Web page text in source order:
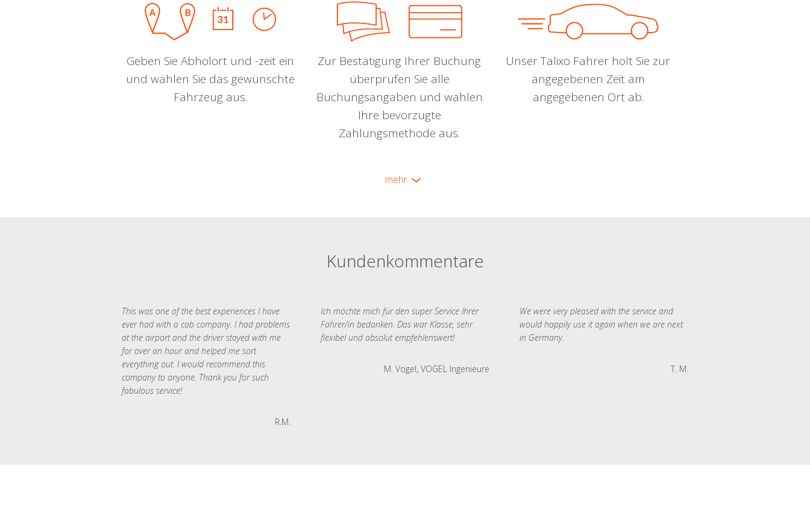
Geben Sie Abholort und -zeit ein
und wählen Sie das gewünschte
Fahrzeug aus.
Zur Bestätigung Ihrer Buchung
überprüfen Sie alle
Buchungsangaben und wählen
Ihre bevorzugte
Zahlungsmethode aus.
Unser Talixo Fahrer holt Sie zur
angegebenen Zeit am
angegebenen Ort ab.
mehr
Kundenkommentare
This was one of the best experiences I have
ever had with a cab company. I had problems
at the airport and the driver stayed with me
for over an hour and helped me sort
everything out. I would recommend this
company to anyone. Thank you for such
fabulous service!
R.M.
Ich möchte mich für den super Service Ihrer
Fahrer/in bedanken. Das war Klasse, sehr
flexibel und absolut empfehlenswert!
M. Vogel, VOGEL Ingenieure
We were very pleased with the service and
would happily use it again when we are next
in Germany.
T. M.